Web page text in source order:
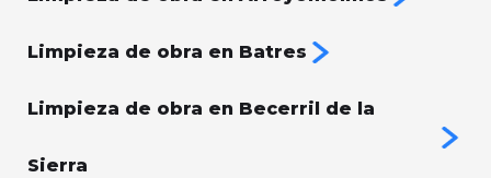
Limpieza de obra en Batres
Limpieza de obra en Becerril de la
Sierra